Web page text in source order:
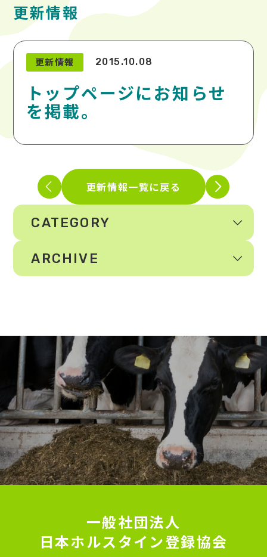
更新情報
更新情報 2015.10.08
トップページにお知らせ
を掲載。
更新情報一覧に戻る
CATEGORY
ARCHIVE
一般社団法人
日本ホルスタイン登録協会